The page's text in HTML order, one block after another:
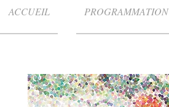
ACCUEIL PROGRAMMATION